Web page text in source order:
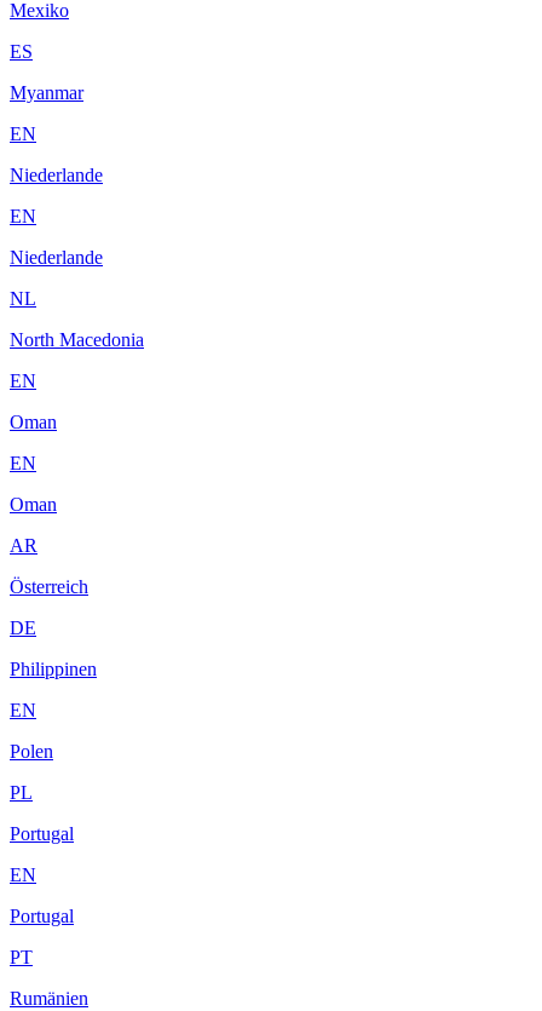
Mexiko
ES
Myanmar
EN
Niederlande
EN
Niederlande
NL
North Macedonia
EN
Oman
EN
Oman
AR
Österreich
DE
Philippinen
EN
Polen
PL
Portugal
EN
Portugal
PT
Rumänien